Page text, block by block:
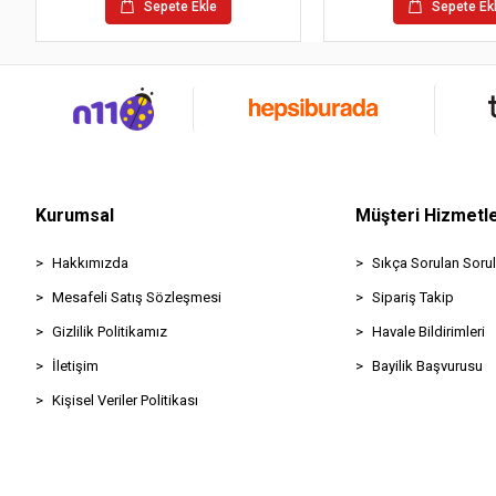
Sepete Ekle Sepete
Kurumsal
Hakkımızda
Mesafeli Satış Sözleşmesi
Gizlilik Politikamız
İletişim
Kişisel Veriler Politikası
Müşteri
Sıkça Sorulan
Sipariş Takip
Havale Bildirimleri
Bayilik Başvurusu